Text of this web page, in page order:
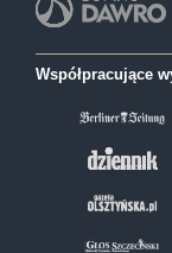
Współpracujące